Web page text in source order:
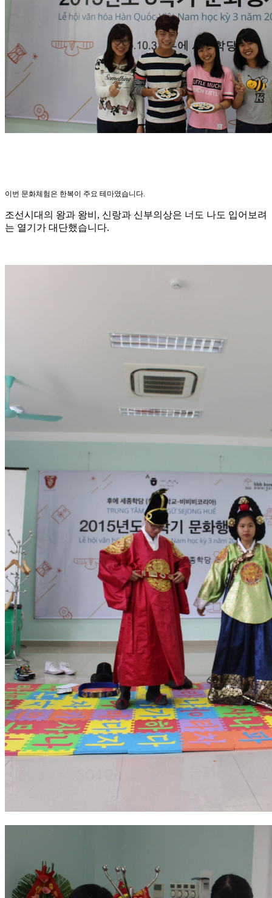
이번 문화체험은 한복이 주요 테마였습니다.
조선시대의 왕과 왕비, 신랑과 신부의상은 너도 나도 입어보려
는 열기가 대단했습니다.